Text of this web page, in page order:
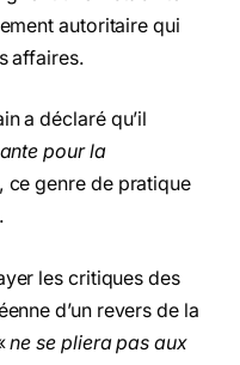
autoritaire qui
affaires.
a déclaré qu’il
pour la
ce genre de pratique
les critiques des
d’un revers de la
ne se pliera pas aux